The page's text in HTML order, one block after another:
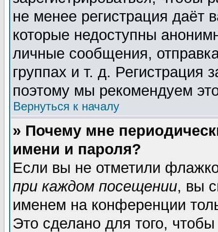
не менее регистрация даёт
которые недоступны
личные сообщения,
группах и т. д. Регистрация
поэтому мы рекомендуем
Вернуться к началу
» Почему мне
имени и пароля?
Если вы не отметили
при каждом посещении, вы
именем на конференции
Это сделано для того, чтобы